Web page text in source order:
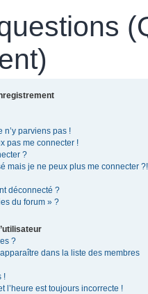
n’y parviens pas !
pas me connecter !
?
mais je ne peux plus me connecter ?!
déconnecté ?
du forum » ?
?
dans la liste des membres
!
l’heure est toujours incorrecte !